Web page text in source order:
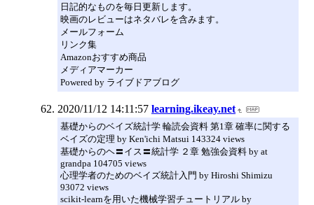
日記的なものを毎日更新します。
映画のレビューはネタバレを含みます。
メールフォーム
リンク集
Amazonおすすめ商品
メディアマーカー
Powered by ライブドアブログ
2020/11/12 14:11:57 learning.ikeay.net
基礎からのベイズ統計学 輪読会資料 第1章 確率に関する
ベイズの定理 by Ken'ichi Matsui 143324 views
基礎からのヘ〓イス〓統計学 ２章 勉強会資料 by at
grandpa 104705 views
心理学者のためのベイズ統計入門 by Hiroshi Shimizu
93072 views
scikit-learnを用いた機械学習チュートリアル by